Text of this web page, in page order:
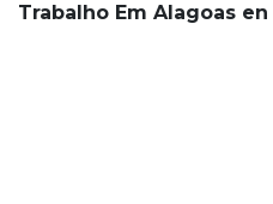
Trabalho Em Alagoas